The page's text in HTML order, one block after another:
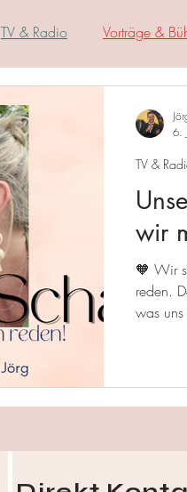
TV & Radio Vorträge &
wir
🧡 Wir
reden.
was
TV &
6.